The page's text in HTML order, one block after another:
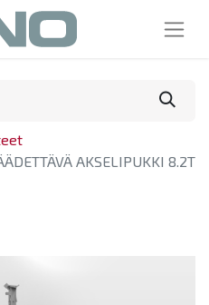
AKSELIPUKKI 8.2T